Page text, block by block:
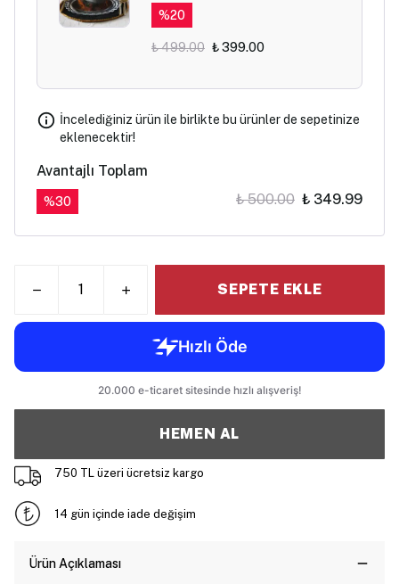
%20
₺ 499.00 ₺ 399.00
İncelediğiniz ürün ile birlikte bu ürünler de sepetinize
eklenecektir!
Avantajlı Toplam
%30 ₺ 500.00 ₺ 349.99
SEPETE EKLE
HEMEN AL
750 TL üzeri ücretsiz kargo
14 gün içinde iade değişim
Ürün Açıklaması